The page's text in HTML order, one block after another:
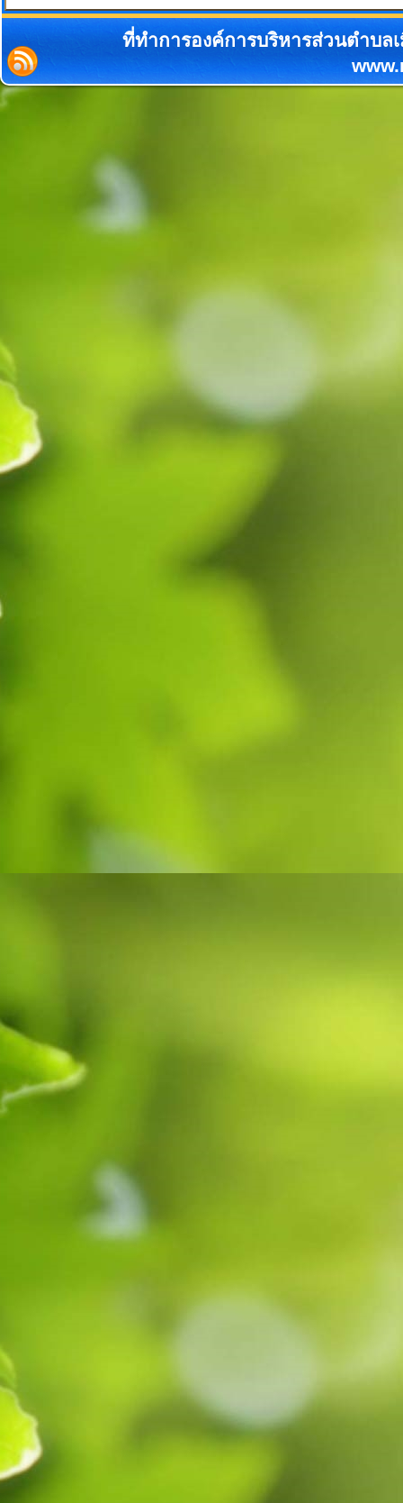
ที่ทำการองค์การบริหารส่วนตำบล